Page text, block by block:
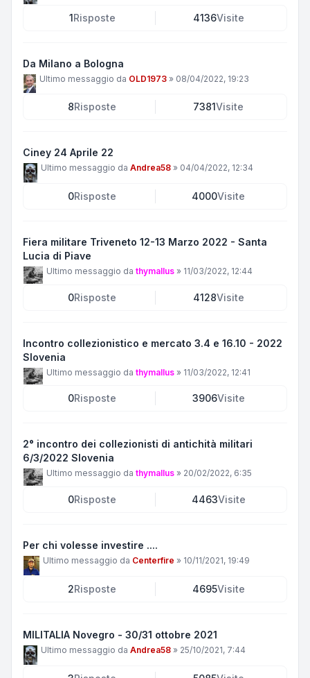
1Risposte 4136Visite
Da Milano a Bologna
Ultimo messaggio da OLD1973 » 08/04/2022, 19:23
8Risposte 7381Visite
Ciney 24 Aprile 22
Ultimo messaggio da Andrea58 » 04/04/2022, 12:34
0Risposte 4000Visite
Fiera militare Triveneto 12-13 Marzo 2022 - Santa
Lucia di Piave
Ultimo messaggio da thymallus » 11/03/2022, 12:44
0Risposte 4128Visite
Incontro collezionistico e mercato 3.4 e 16.10 - 2022
Slovenia
Ultimo messaggio da thymallus » 11/03/2022, 12:41
0Risposte 3906Visite
2° incontro dei collezionisti di antichità militari
6/3/2022 Slovenia
Ultimo messaggio da thymallus » 20/02/2022, 6:35
0Risposte 4463Visite
Per chi volesse investire ....
Ultimo messaggio da Centerfire » 10/11/2021, 19:49
2Risposte 4695Visite
MILITALIA Novegro - 30/31 ottobre 2021
Ultimo messaggio da Andrea58 » 25/10/2021, 7:44